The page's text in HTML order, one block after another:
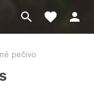
Přejít
na
Moje
pečivo